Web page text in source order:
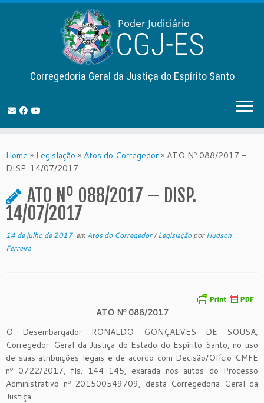
to
content
Corregedoria Geral da Justiça do Espírito Santo
Home » Legislação » Atos do Corregedor » ATO Nº 088/2017 –
DISP. 14/07/2017
ATO Nº 088/2017 – DISP.
14/07/2017
14 de julho de 2017em Atos do Corregedor/LegislaçãoporHudson
Ferreira
ATO Nº 088/2017
O Desembargador RONALDO GONÇALVES DE SOUSA,
Corregedor-Geral da Justiça do Estado do Espírito Santo, no uso
de suas atribuições legais e de acordo com Decisão/Ofício CMFE
nº 0722/2017, fls. 144-145, exarada nos autos do Processo
Administrativo nº 201500549709, desta Corregedoria Geral da
Justiça